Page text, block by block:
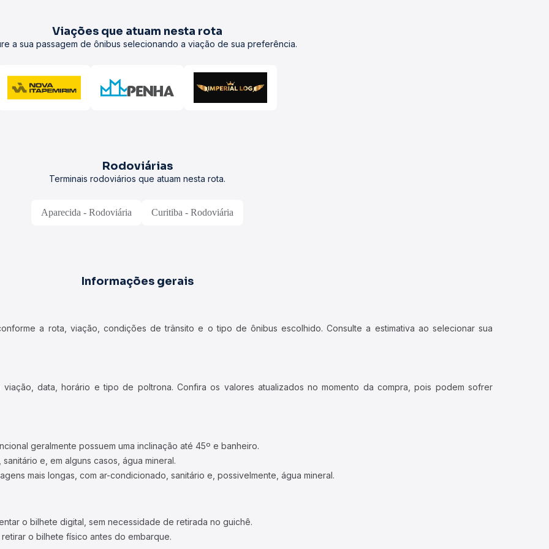
Viações que atuam nesta rota
a sua passagem de ônibus selecionando a viação de sua preferência.
Rodoviárias
Terminais rodoviários que atuam nesta rota.
Aparecida - Rodoviária Curitiba - Rodoviária
Informações gerais
a rota, viação, condições de trânsito e o tipo de ônibus escolhido. Consulte a estimativa ao selecionar sua
data, horário e tipo de poltrona. Confira os valores atualizados no momento da compra, pois podem sofrer
geralmente possuem uma inclinação até 45º e banheiro.
e, em alguns casos, água mineral.
mais longas, com ar-condicionado, sanitário e, possivelmente, água mineral.
o bilhete digital, sem necessidade de retirada no guichê.
o bilhete físico antes do embarque.